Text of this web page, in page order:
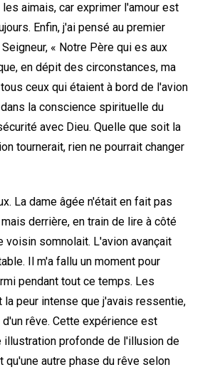
aimais, car exprimer l'amour est
Enfin, j'ai pensé au premier
« Notre Père qui es aux
en dépit des circonstances, ma
ceux qui étaient à bord de l'avion
la conscience spirituelle du
avec Dieu. Quelle que soit la
tournerait, rien ne pourrait changer
La dame âgée n'était en fait pas
derrière, en train de lire à côté
voisin somnolait. L'avion avançait
Il m'a fallu un moment pour
pendant tout ce temps. Les
la peur intense que j'avais ressentie,
rêve. Cette expérience est
illustration profonde de l'illusion de
qu'une autre phase du rêve selon